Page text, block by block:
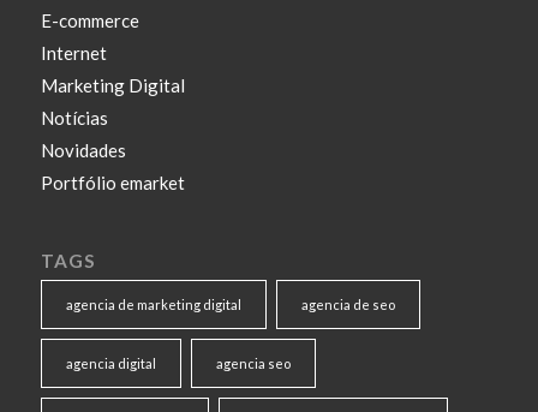
E-commerce
Internet
Marketing Digital
Notícias
Novidades
Portfólio emarket
TAGS
agencia de marketing digital agencia de seo
agencia digital agencia seo